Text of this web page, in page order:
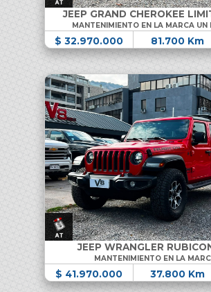
JEEP GRAND CHEROKEE
MANTENIMIENTO EN LA MARCA UN
$ 32.970.000 81.700 Km
JEEP WRANGLER
MANTENIMIENTO EN LA
$ 41.970.000 37.800 Km